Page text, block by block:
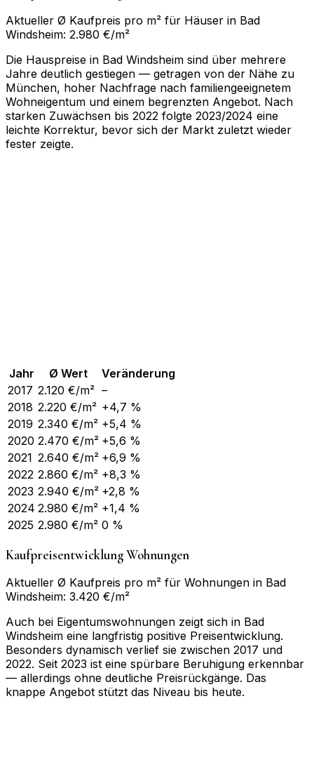
Aktueller Ø Kaufpreis pro m² für Häuser in Bad
Windsheim: 2.980 €/m²
Die Hauspreise in Bad Windsheim sind über mehrere
Jahre deutlich gestiegen — getragen von der Nähe zu
München, hoher Nachfrage nach familiengeeignetem
Wohneigentum und einem begrenzten Angebot. Nach
starken Zuwächsen bis 2022 folgte 2023/2024 eine
leichte Korrektur, bevor sich der Markt zuletzt wieder
fester zeigte.
Jahr Ø Wert
Veränderung
2017 2.120 €/m² –
2018 2.220 €/m² +4,7 %
2019 2.340 €/m² +5,4 %
2020 2.470 €/m² +5,6 %
2021 2.640 €/m² +6,9 %
2022 2.860 €/m² +8,3 %
2023 2.940 €/m² +2,8 %
2024 2.980 €/m² +1,4 %
2025 2.980 €/m² 0 %
Kaufpreisentwicklung Wohnungen
Aktueller Ø Kaufpreis pro m² für Wohnungen in Bad
Windsheim: 3.420 €/m²
Auch bei Eigentumswohnungen zeigt sich in Bad
Windsheim eine langfristig positive Preisentwicklung.
Besonders dynamisch verlief sie zwischen 2017 und
2022. Seit 2023 ist eine spürbare Beruhigung erkennbar
— allerdings ohne deutliche Preisrückgänge. Das
knappe Angebot stützt das Niveau bis heute.